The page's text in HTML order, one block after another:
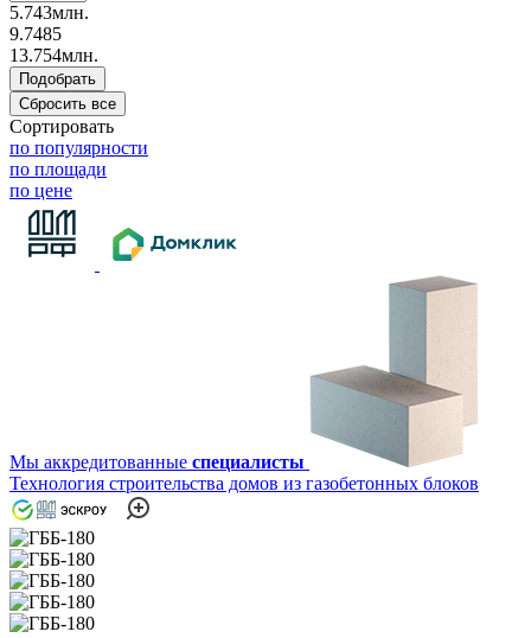
5.743млн.
9.7485
13.754млн.
Сортировать
по популярности
по площади
по цене
Мы аккредитованные специалисты
Технология строительства домов из газобетонных блоков